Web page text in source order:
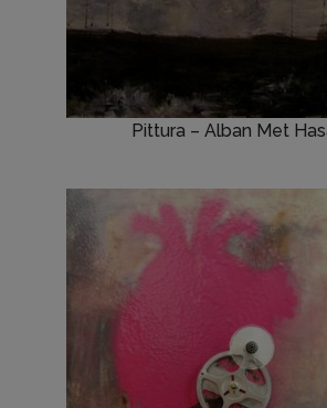
Pittura – Alban Met